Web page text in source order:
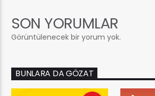
SON YORUMLAR
Görüntülenecek bir yorum yok.
BUNLARA DA GÖZAT